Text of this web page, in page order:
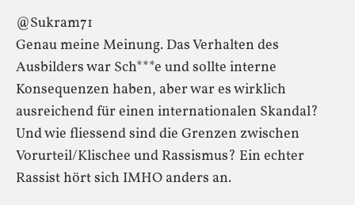
@Sukram71
Genau meine Meinung. Das Verhalten des
Ausbilders war Sch***e und sollte interne
Konsequenzen haben, aber war es wirklich
ausreichend für einen internationalen Skandal?
Und wie fliessend sind die Grenzen zwischen
Vorurteil/Klischee und Rassismus? Ein echter
Rassist hört sich IMHO anders an.